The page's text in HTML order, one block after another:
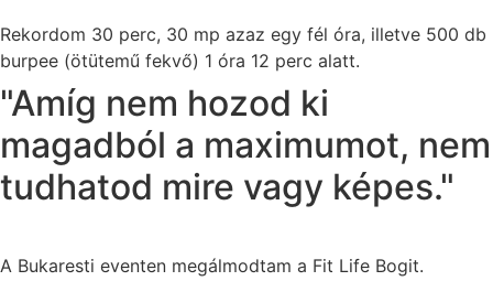
Rekordom 30 perc, 30 mp azaz egy fél óra, illetve 500 db
burpee (ötütemű fekvő) 1 óra 12 perc alatt.
"Amíg nem hozod ki
magadból a maximumot, nem
tudhatod mire vagy képes."
A Bukaresti eventen megálmodtam a Fit Life Bogit.